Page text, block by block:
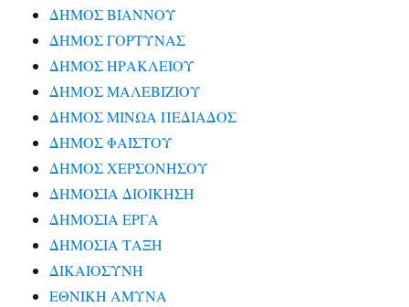
ΔΗΜΟΣ ΒΙΑΝΝΟΥ
ΔΗΜΟΣ ΓΟΡΤΥΝΑΣ
ΔΗΜΟΣ ΗΡΑΚΛΕΙΟΥ
ΔΗΜΟΣ ΜΑΛΕΒΙΖΙΟΥ
ΔΗΜΟΣ ΜΙΝΩΑ ΠΕΔΙΑΔΟΣ
ΔΗΜΟΣ ΦΑΙΣΤΟΥ
ΔΗΜΟΣ ΧΕΡΣΟΝΗΣΟΥ
ΔΗΜΟΣΙΑ ΔΙΟΙΚΗΣΗ
ΔΗΜΟΣΙΑ ΕΡΓΑ
ΔΗΜΟΣΙΑ ΤΑΞΗ
ΔΙΚΑΙΟΣΥΝΗ
ΕΘΝΙΚΗ ΑΜΥΝΑ